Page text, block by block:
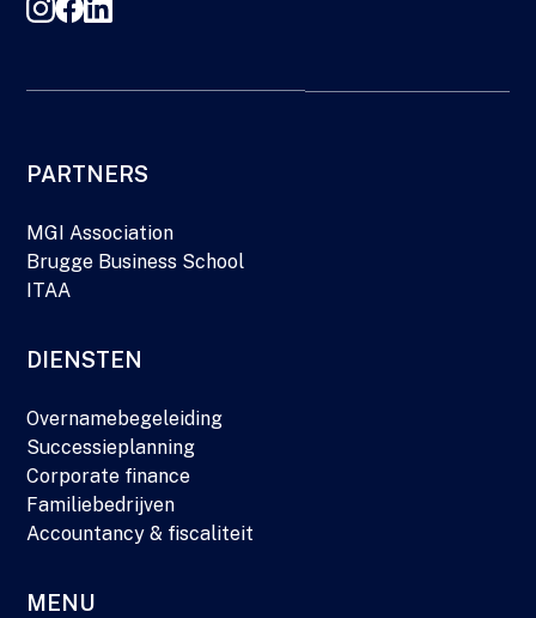
PARTNERS
MGI Association
Brugge Business School
ITAA
DIENSTEN
Overnamebegeleiding
Successieplanning
Corporate finance
Familiebedrijven
Accountancy & fiscaliteit
MENU